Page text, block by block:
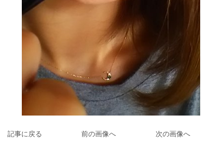
記事に戻る 前の画像へ 次の画像へ